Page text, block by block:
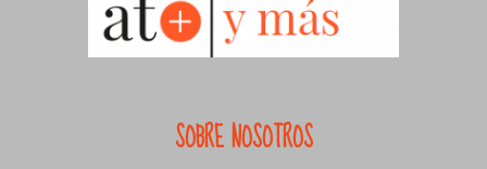
SOBRE NOSOTROS